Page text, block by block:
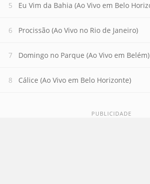
Eu Vim da Bahia (Ao Vivo em Belo
Procissão (Ao Vivo no Rio de Janeiro)
Domingo no Parque (Ao Vivo em Belém)
Cálice (Ao Vivo em Belo Horizonte)